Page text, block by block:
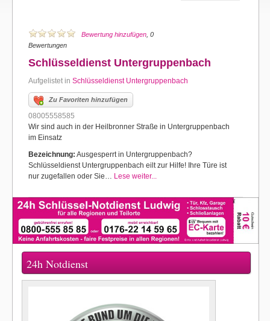
Bewertung hinzufügen , 0
Bewertungen
Schlüsseldienst Untergruppenbach
Aufgelistet in Schlüsseldienst Untergruppenbach
Zu Favoriten hinzufügen
08005558585
Wir sind auch in der Heilbronner Straße in Untergruppenbach
im Einsatz
Bezeichnung: Ausgesperrt in Untergruppenbach?
Schlüsseldienst Untergruppenbach eilt zur Hilfe! Ihre Türe ist
nur zugefallen oder Sie… Lese weiter...
24h Notdienst